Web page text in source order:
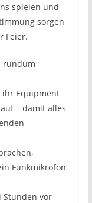
spielen und
sorgen
Feier.
rundum
ihr Equipment
– damit alles
Funkmikrofon
Stunden vor